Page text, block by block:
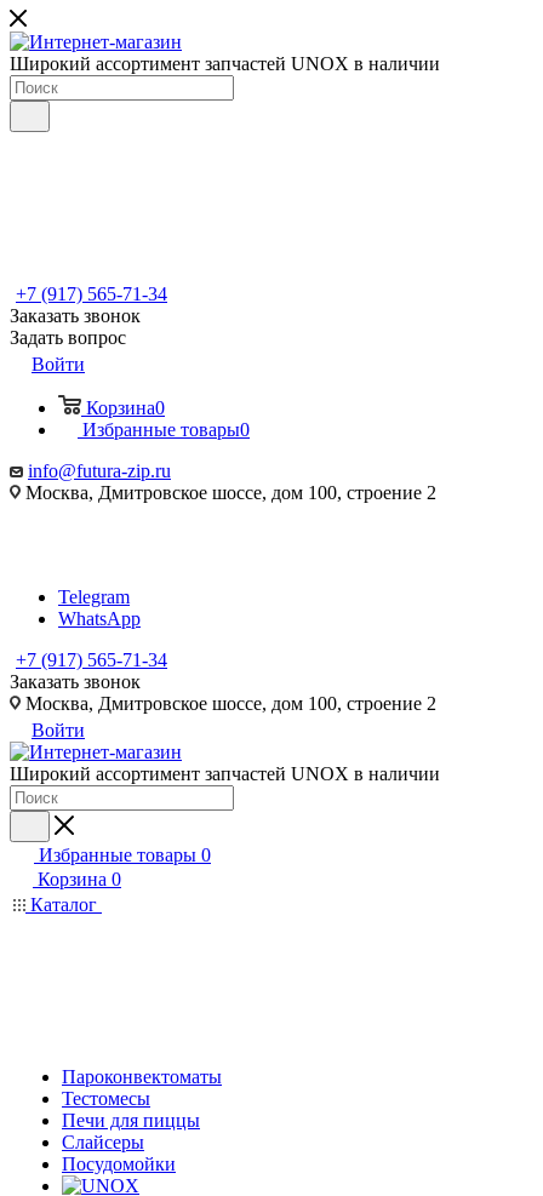
Широкий ассортимент запчастей UNOX в наличии
+7 (917) 565-71-34
Заказать звонок
Задать вопрос
Войти
Корзина0
Избранные товары0
info@futura-zip.ru
Москва, Дмитровское шоссе, дом 100, строение 2
Telegram
WhatsApp
+7 (917) 565-71-34
Заказать звонок
Москва, Дмитровское шоссе, дом 100, строение 2
Войти
Широкий ассортимент запчастей UNOX в наличии
Избранные товары 0
Корзина 0
Каталог
Пароконвектоматы
Тестомесы
Печи для пиццы
Слайсеры
Посудомойки